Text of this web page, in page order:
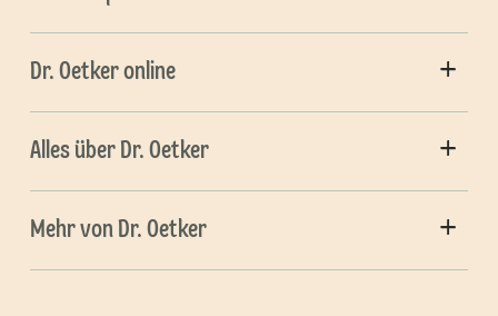
Dr. Oetker online
Alles über Dr. Oetker
Mehr von Dr. Oetker